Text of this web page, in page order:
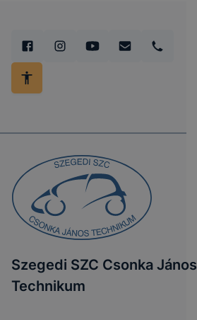
Szegedi SZC Csonka János
Technikum